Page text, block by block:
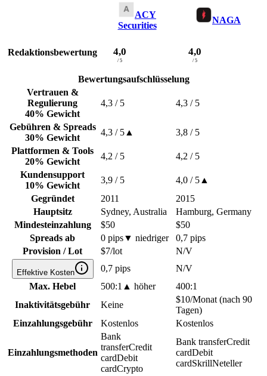
ACY
Securities
NAGA
Redaktionsbewertung 4,0
/ 5
4,0
/ 5
Bewertungsaufschlüsselung
Vertrauen &
Regulierung
40% Gewicht
4,3 / 5 4,3 / 5
Gebühren & Spreads
30% Gewicht
4,3 / 5 ▲ 3,8 / 5
Plattformen & Tools
20% Gewicht
4,2 / 5 4,2 / 5
Kundensupport
10% Gewicht
3,9 / 5 4,0 / 5 ▲
Gegründet
2011
2015
Hauptsitz
Sydney, Australia
Hamburg, Germany
Mindesteinzahlung
$50
$50
Spreads ab
0 pips▼ niedriger
0,7 pips
Provision / Lot
$7/lot N/V
Effektive Kosten 0,7 pips
N/V
Max. Hebel
500:1 ▲ höher
400:1
Inaktivitätsgebühr
Keine
$10/Monat (nach 90
Tagen)
Einzahlungsgebühr
Kostenlos Kostenlos
Einzahlungsmethoden
Bank
transferCredit
cardDebit
cardCrypto
Bank transferCredit
cardDebit
cardSkrillNeteller